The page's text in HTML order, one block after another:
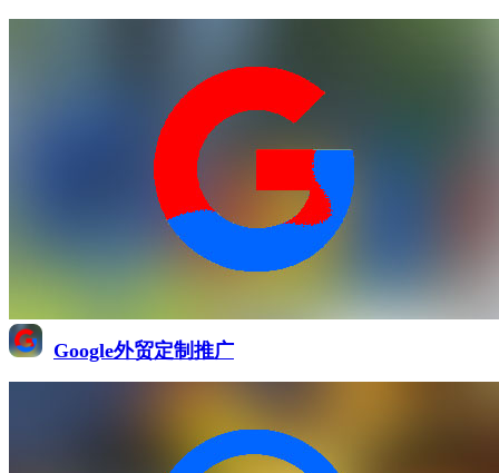
Google外贸定制推广